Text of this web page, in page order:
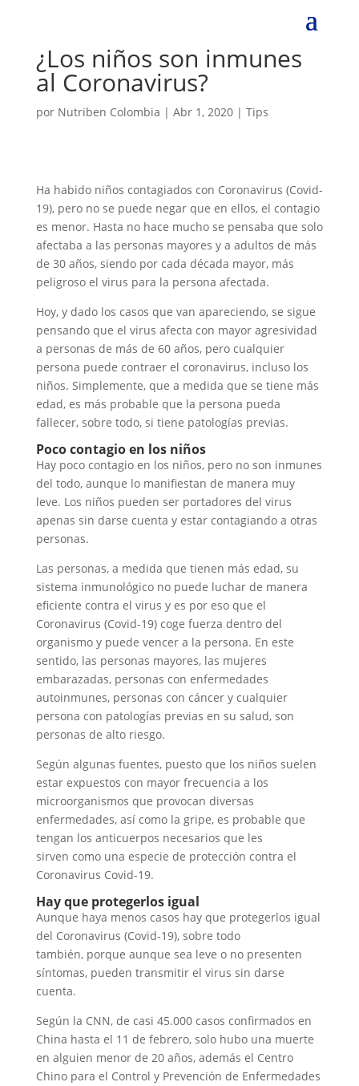
¿Los niños son inmunes
al Coronavirus?
por Nutriben Colombia | Abr 1, 2020| Tips
Ha habido niños contagiados con Coronavirus (Covid-
19), pero no se puede negar que en ellos, el contagio
es menor. Hasta no hace mucho se pensaba que solo
afectaba a las personas mayores y a adultos de más
de 30 años, siendo por cada década mayor, más
peligroso el virus para la persona afectada.
Hoy, y dado los casos que van apareciendo, se sigue
pensando que el virus afecta con mayor agresividad
a personas de más de 60 años, pero cualquier
persona puede contraer el coronavirus, incluso los
niños. Simplemente, que a medida que se tiene más
edad, es más probable que la persona pueda
fallecer, sobre todo, si tiene patologías previas.
Poco contagio en los niños
Hay poco contagio en los niños, pero no son inmunes
del todo, aunque lo manifiestan de manera muy
leve. Los niños pueden ser portadores del virus
apenas sin darse cuenta y estar contagiando a otras
personas.
Las personas, a medida que tienen más edad, su
sistema inmunológico no puede luchar de manera
eficiente contra el virus y es por eso que el
Coronavirus (Covid-19) coge fuerza dentro del
organismo y puede vencer a la persona. En este
sentido, las personas mayores, las mujeres
embarazadas, personas con enfermedades
autoinmunes, personas con cáncer y cualquier
persona con patologías previas en su salud, son
personas de alto riesgo.
Según algunas fuentes, puesto que los niños suelen
estar expuestos con mayor frecuencia a los
microorganismos que provocan diversas
enfermedades, así como la gripe, es probable que
tengan los anticuerpos necesarios que les
sirven como una especie de protección contra el
Coronavirus Covid-19.
Hay que protegerlos igual
Aunque haya menos casos hay que protegerlos igual
del Coronavirus (Covid-19), sobre todo
también, porque aunque sea leve o no presenten
síntomas, pueden transmitir el virus sin darse
cuenta.
Según la CNN, de casi 45.000 casos confirmados en
China hasta el 11 de febrero, solo hubo una muerte
en alguien menor de 20 años, además el Centro
Chino para el Control y Prevención de Enfermedades